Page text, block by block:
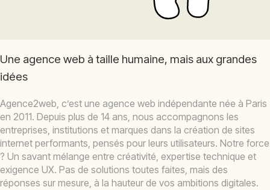
Une agence web à taille humaine, mais aux grandes
idées
Agence2web, c’est une agence web indépendante née à Paris
en 2011. Depuis plus de 14 ans, nous accompagnons les
entreprises, institutions et marques dans la création de sites
internet performants, pensés pour leurs utilisateurs. Notre force
? Un savant mélange entre créativité, expertise technique et
exigence UX. Pas de solutions toutes faites, mais des
réponses sur mesure, à la hauteur de vos ambitions digitales.